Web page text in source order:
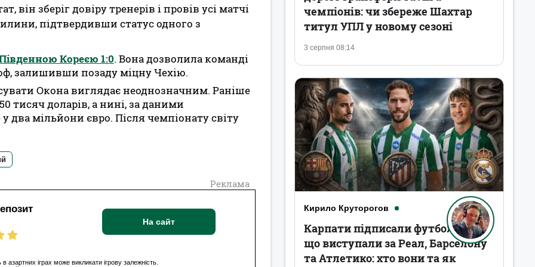
він зберіг довіру тренерів і провів усі матчі
підтвердивши статус одного з
Кореєю 1:0. Вона дозволила команді
залишивши позаду міцну Чехію.
Окона виглядає неоднозначним. Раніше
тисяч доларів, а нині, за даними
два мільйони євро. Після чемпіонату світу
Реклама
На сайт
в азартних іграх може викликати ігрову залежність.
3 серпня 08:14
чемпіонів: чи збереже Шахтар
титул УПЛ у новому сезоні
Кирило Круторогов
Карпати підписали футболістів,
що виступали за Реал, Барселону
та Атлетико: хто вони та як